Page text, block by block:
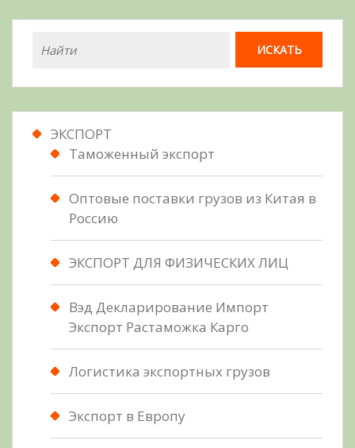
ЭКСПОРТ
Таможенный экспорт
Оптовые поставки грузов из Китая в
Россию
ЭКСПОРТ ДЛЯ ФИЗИЧЕСКИХ ЛИЦ
Вэд Декларирование Импорт
Экспорт Растаможка Карго
Логистика экспортных грузов
Экспорт в Европу